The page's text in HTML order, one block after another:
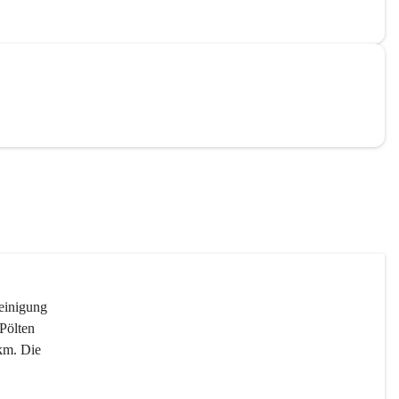
Die